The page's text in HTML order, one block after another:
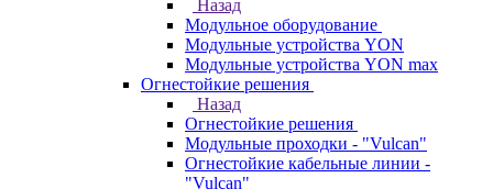
Назад
Модульное оборудование
Модульные устройства YON
Модульные устройства YON max
Огнестойкие решения
Назад
Огнестойкие решения
Модульные проходки - "Vulcan"
Огнестойкие кабельные линии -
"Vulcan"